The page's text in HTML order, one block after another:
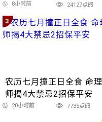
8小时前 24127点阅
3
农历七月撞正日全食 命理
师揭4大禁忌2招保平安
20小时前 7735点阅